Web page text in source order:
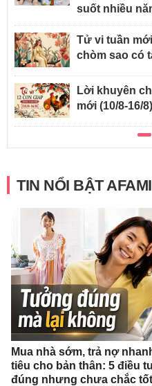
suốt nhiều
Tử vi tuần
chòm sao có
Lời khuyên
mới (10/8-16/8)
TIN NỔI BẬT
Mua nhà sớm, trả nợ
tiêu cho bản thân: 5 điều
đúng nhưng chưa chắc tốt